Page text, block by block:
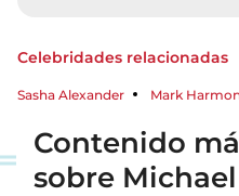
Celebridades relacionadas
Sasha Alexander Mark
Contenido
sobre